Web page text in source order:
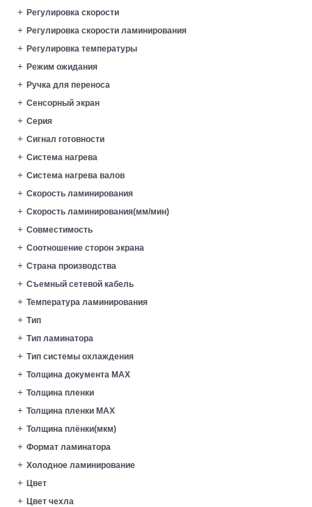
Регулировка скорости
Регулировка скорости ламинирования
Регулировка температуры
Режим ожидания
Ручка для переноса
Сенсорный экран
Серия
Сигнал готовности
Система нагрева
Система нагрева валов
Скорость ламинирования
Скорость ламинирования(мм/мин)
Совместимость
Соотношение сторон экрана
Страна производства
Съемный сетевой кабель
Температура ламинирования
Тип
Тип ламинатора
Тип системы охлаждения
Толщина документа MAX
Толщина пленки
Толщина пленки MAX
Толщина плёнки(мкм)
Формат ламинатора
Холодное ламинирование
Цвет
Цвет чехла